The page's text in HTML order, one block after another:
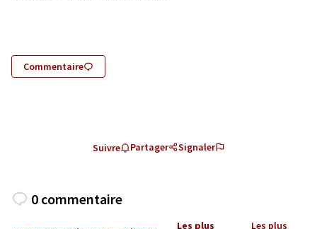
Commentaire
Suivre Partager Signaler
0 commentaire
Les plus
Les plus